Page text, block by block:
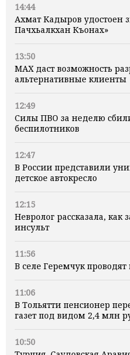
14:44
Ахмат Кадыров удостоен
Пачхьалкхан Къонах»
13:50
MAX даст возможность
альтернативные клиенты
12:49
Силы ПВО за неделю
беспилотников
12:47
В России представили
детское автокресло
12:15
Невролог рассказала, как
инсульт
11:56
В селе Геремчук
11:06
В Тольятти пенсионер
газет под видом 2,4 млн
10:50